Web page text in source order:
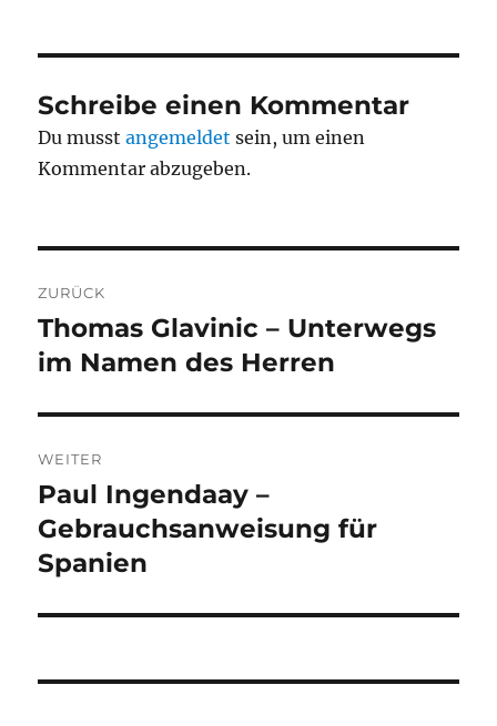
Schreibe einen Kommentar
Du musstangemeldet sein, um einen
Kommentar abzugeben.
ZURÜCK
Vorheriger
Beitrag:
Thomas Glavinic – Unterwegs
im Namen des Herren
WEITER
Nächster
Beitrag:
Paul Ingendaay –
Gebrauchsanweisung für
Spanien